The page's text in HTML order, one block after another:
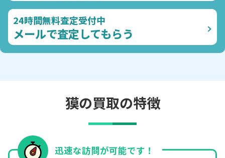
24時間無料査定受付中
メールで査定してもらう
獏の買取の特徴
迅速な訪問が可能です！